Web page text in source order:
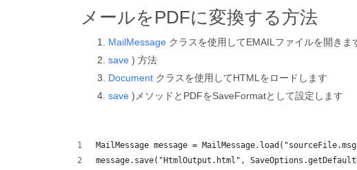
メールをPDFに変換する方法
MailMessage クラスを使用してEMAILファイルを開きま
save ) 方法
Document クラスを使用してHTMLをロードします
save )メソッドとPDFをSaveFormatとして設定します
MailMessage message =
message.save("HtmlOutput.html",